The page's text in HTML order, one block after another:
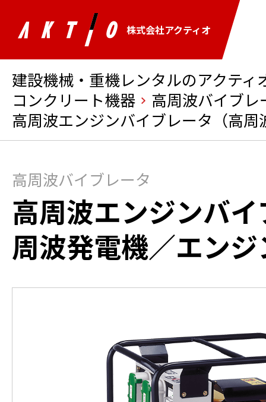
株式会社アクティオ
建設機械・重機レンタルのアクティ
コンクリート機器
高周波バイブレ
高周波エンジンバイブレータ（高
高周波バイブレータ
高周波エンジンバ
周波発電機／エン